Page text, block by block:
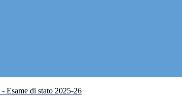
Esame di stato 2025-26